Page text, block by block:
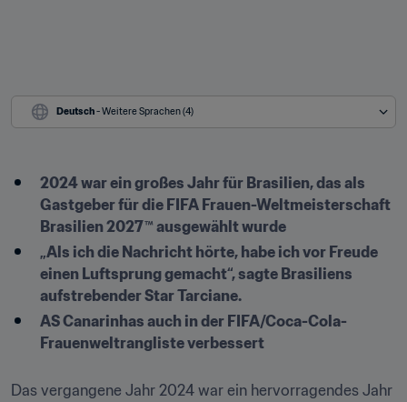
Deutsch - Weitere Sprachen (4)
2024 war ein großes Jahr für Brasilien, das als
Gastgeber für die FIFA Frauen-Weltmeisterschaft
Brasilien 2027™ ausgewählt wurde
„Als ich die Nachricht hörte, habe ich vor Freude
einen Luftsprung gemacht“, sagte Brasiliens
aufstrebender Star Tarciane.
AS Canarinhas auch in der FIFA/Coca-Cola-
Frauenweltrangliste verbessert
Das vergangene Jahr 2024 war ein hervorragendes Jahr